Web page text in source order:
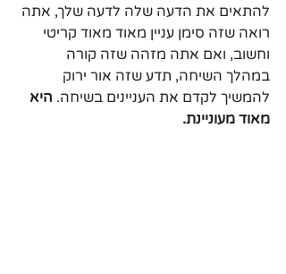
להתאים את הדעה שלה לדעה שלך, אתה
רואה שזה סימן עניין מאוד מאוד קריטי
וחשוב, ואם אתה מזהה שזה קורה
במהלך השיחה, תדע שזה אור ירוק
להמשיך לקדם את העניינים בשיחה. היא
מאוד מעוניינת.